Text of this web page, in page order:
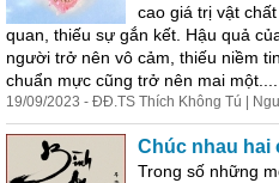
cao giá trị vật
quan, thiếu sự gắn kết. Hậu quả
người trở nên vô cảm, thiếu niềm
chuẩn mực cũng trở nên mai một....
19/09/2023 - ĐĐ.TS Thích Không Tú |
Chúc nhau hai
Trong số những